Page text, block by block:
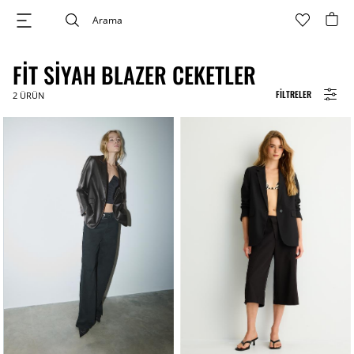
FILTRELER
FIT SIYAH BLAZER CEKETLER
2 ÜRÜN